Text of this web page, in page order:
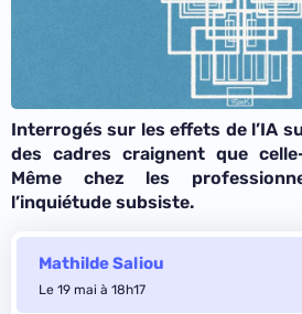
Interrogés sur les effets de l’IA
des cadres craignent que
Même chez les
l’inquiétude subsiste.
Mathilde Saliou
Le 19 mai à 18h17